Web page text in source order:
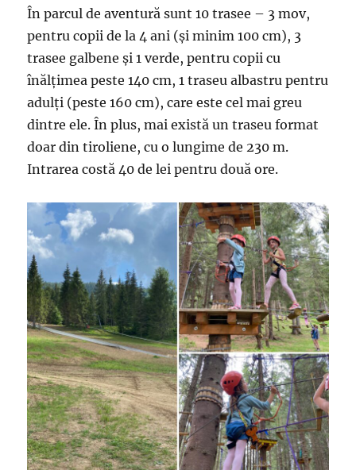
În parcul de aventură sunt 10 trasee – 3 mov,
pentru copii de la 4 ani (și minim 100 cm), 3
trasee galbene și 1 verde, pentru copii cu
înălțimea peste 140 cm, 1 traseu albastru pentru
adulți (peste 160 cm), care este cel mai greu
dintre ele. În plus, mai există un traseu format
doar din tiroliene, cu o lungime de 230 m.
Intrarea costă 40 de lei pentru două ore.